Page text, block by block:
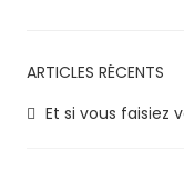
ARTICLES RÉCENTS
Et si vous faisiez